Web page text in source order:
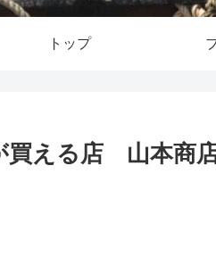
トップ
買える店 山本商